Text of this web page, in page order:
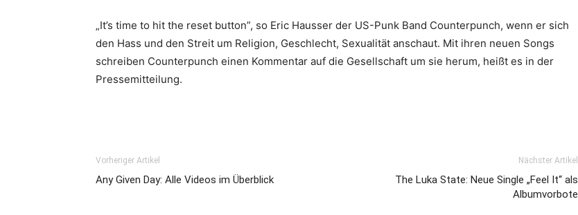
„It’s time to hit the reset button”, so Eric Hausser der US-Punk Band Counterpunch, wenn er sich
den Hass und den Streit um Religion, Geschlecht, Sexualität anschaut. Mit ihren neuen Songs
schreiben Counterpunch einen Kommentar auf die Gesellschaft um sie herum, heißt es in der
Pressemitteilung.
Vorheriger Artikel
Any Given Day: Alle Videos im Überblick
Nächster Artikel
The Luka State: Neue Single „Feel It“ als
Albumvorbote